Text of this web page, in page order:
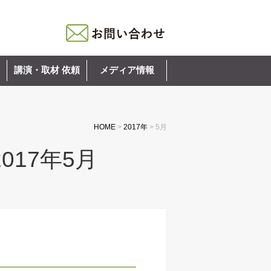
講演・取材 依頼 メディア情報
HOME > 2017年 > 5月
年5月